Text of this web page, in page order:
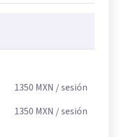
1350 MXN / sesión
1350 MXN / sesión